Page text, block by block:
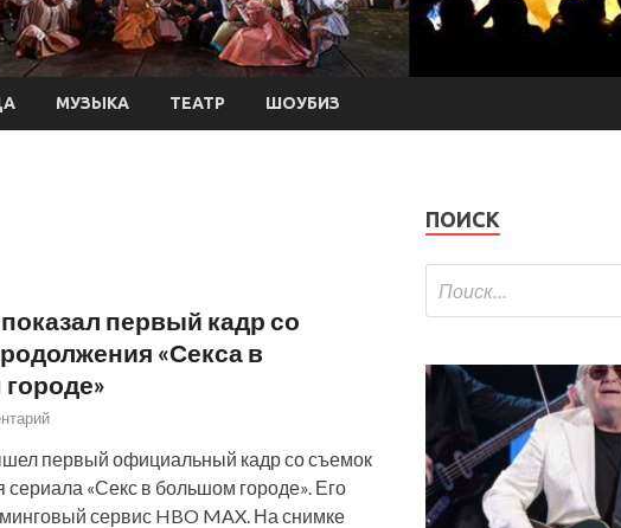
МУЗЫКА ТЕАТР ШОУБИЗ
первый кадр со
«Секса в
первый официальный кадр со съемок
«Секс в большом городе». Его
сервис HBO MAX. На снимке
ПОИСК